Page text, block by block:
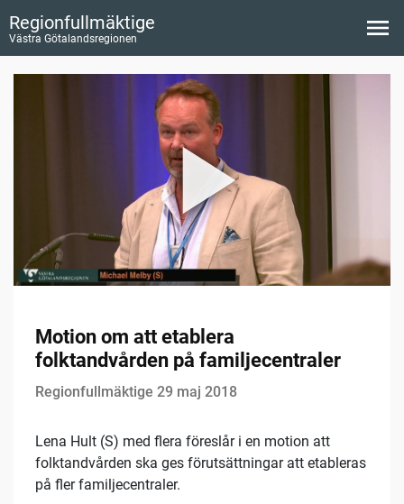
Regionfullmäktige
Västra Götalandsregionen
Motion om att etablera
folktandvården på familjecentraler
Regionfullmäktige 29 maj 2018
Lena Hult (S) med flera föreslår i en motion att
folktandvården ska ges förutsättningar att etableras
på fler familjecentraler.